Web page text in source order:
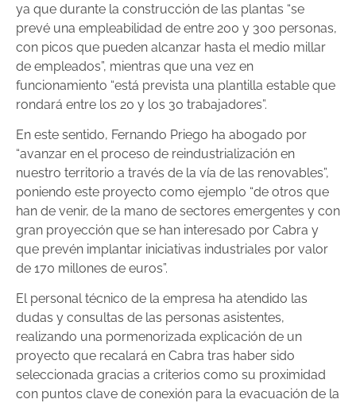
ya que durante la construcción de las plantas “se
prevé una empleabilidad de entre 200 y 300 personas,
con picos que pueden alcanzar hasta el medio millar
de empleados”, mientras que una vez en
funcionamiento “está prevista una plantilla estable que
rondará entre los 20 y los 30 trabajadores”.
En este sentido, Fernando Priego ha abogado por
“avanzar en el proceso de reindustrialización en
nuestro territorio a través de la vía de las renovables”,
poniendo este proyecto como ejemplo “de otros que
han de venir, de la mano de sectores emergentes y con
gran proyección que se han interesado por Cabra y
que prevén implantar iniciativas industriales por valor
de 170 millones de euros”.
El personal técnico de la empresa ha atendido las
dudas y consultas de las personas asistentes,
realizando una pormenorizada explicación de un
proyecto que recalará en Cabra tras haber sido
seleccionada gracias a criterios como su proximidad
con puntos clave de conexión para la evacuación de la